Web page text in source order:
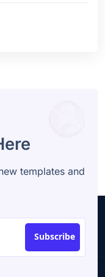
templates and
Subscribe